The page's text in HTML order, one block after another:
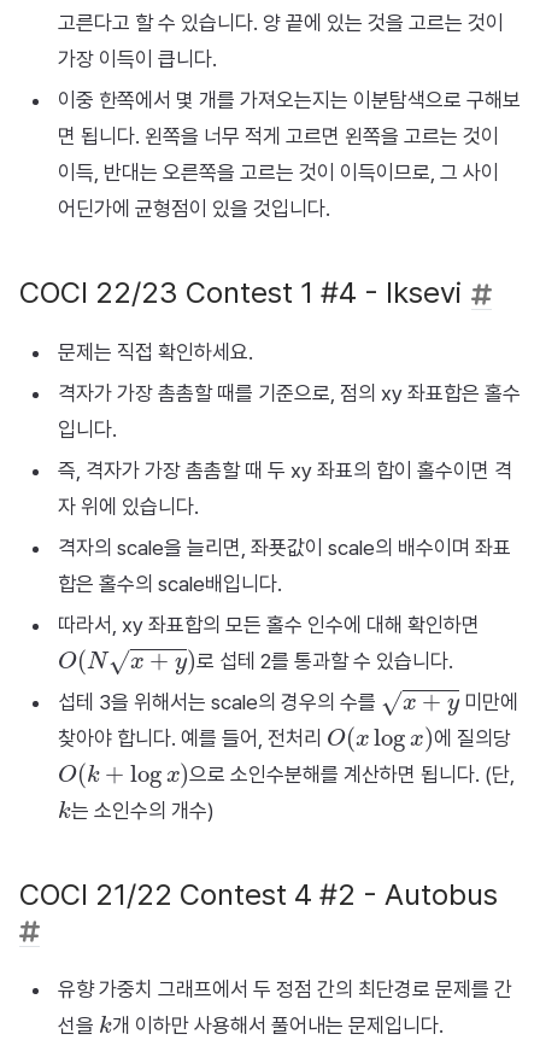
고른다고 할 수 있습니다. 양 끝에 있는 것을 고르는 것이
가장 이득이 큽니다.
이중 한쪽에서 몇 개를 가져오는지는 이분탐색으로 구해보
면 됩니다. 왼쪽을 너무 적게 고르면 왼쪽을 고르는 것이
이득, 반대는 오른쪽을 고르는 것이 이득이므로, 그 사이
어딘가에 균형점이 있을 것입니다.
COCI 22/23 Contest 1 #4 - Iksevi
문제는 직접 확인하세요.
격자가 가장 촘촘할 때를 기준으로, 점의 xy 좌표합은 홀수
입니다.
즉, 격자가 가장 촘촘할 때 두 xy 좌표의 합이 홀수이면 격
자 위에 있습니다.
격자의 scale을 늘리면, 좌푯값이 scale의 배수이며 좌표
합은 홀수의 scale배입니다.
따라서, xy 좌표합의 모든 홀수 인수에 대해 확인하면
O (Nx +y)
로 섭테 2를 통과할 수 있습니다.
섭테 3을 위해서는 scale의 경우의 수를
+y
미만에
찾아야 합니다. 예를 들어, 전처리
O(x log
에 질의당
O (k log
으로 소인수분해를 계산하면 됩니다. (단,
k
는 소인수의 개수)
COCI 21/22 Contest 4 #2 - Autobus
유향 가중치 그래프에서 두 정점 간의 최단경로 문제를 간
선을
k
개 이하만 사용해서 풀어내는 문제입니다.